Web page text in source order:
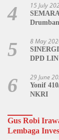
4 15 July
5 8 May
DPD
6 29 June
Yonif
NKRI
Gus Robi
Lembaga